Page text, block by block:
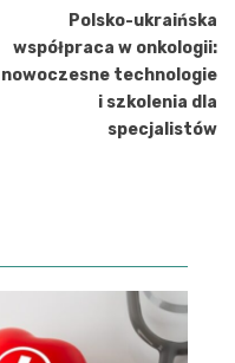
Polsko-ukraińska
współpraca w onkologii:
nowoczesne technologie
i szkolenia dla
specjalistów